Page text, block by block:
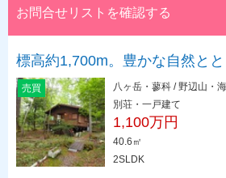
お問合せリストを確認する
標高約1,700m。豊かな自然と
売買
八ヶ岳・蓼科 / 野辺山・
別荘・一戸建て
1,100万円
40.6㎡
2SLDK